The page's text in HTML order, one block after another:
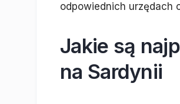
odpowiednich urzędach
Jakie są
na Sardynii